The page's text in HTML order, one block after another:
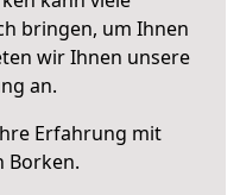
bringen, um Ihnen
wir Ihnen unsere
an.
Erfahrung mit
Borken.